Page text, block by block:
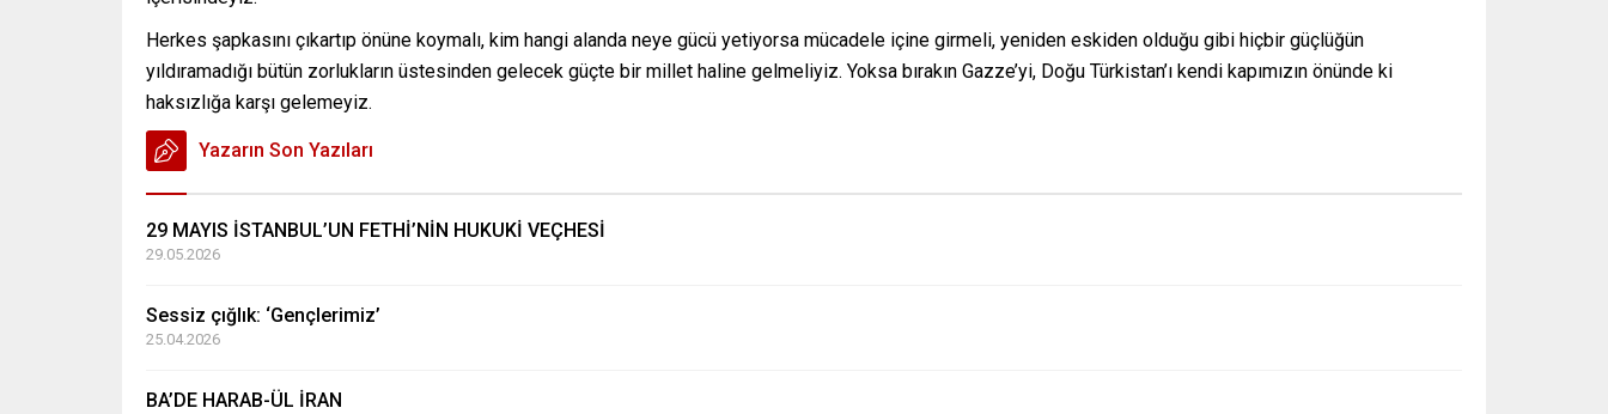
Herkes şapkasını çıkartıp önüne koymalı, kim hangi alanda neye gücü yetiyorsa mücadele içine girmeli, yeniden eskiden olduğu gibi hiçbir güçlüğün
yıldıramadığı bütün zorlukların üstesinden gelecek güçte bir millet haline gelmeliyiz. Yoksa bırakın Gazze’yi, Doğu Türkistan’ı kendi kapımızın önünde ki
haksızlığa karşı gelemeyiz.
Yazarın Son Yazıları
29 MAYIS İSTANBUL’UN FETHİ’NİN HUKUKİ VEÇHESİ
29.05.2026
Sessiz çığlık: ‘Gençlerimiz’
25.04.2026
BA’DE HARAB-ÜL İRAN